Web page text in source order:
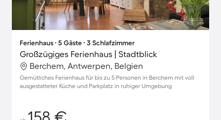
Ferienhaus ∙ 5 Gäste ∙ 3 Schlafzimmer
Großzügiges Ferienhaus | Stadtblick
Berchem, Antwerpen, Belgien
Gemütliches Ferienhaus für bis zu 5 Personen in Berchem mit voll
ausgestatteter Küche und Parkplatz in ruhiger Umgebung